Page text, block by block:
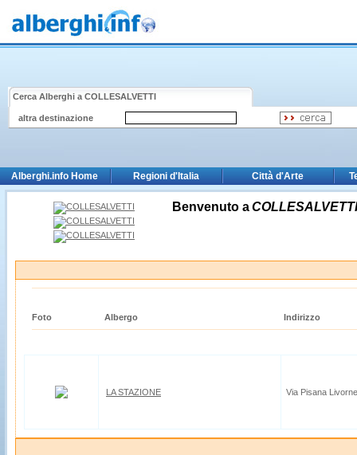
Cerca Alberghi a COLLESALVETTI
altra destinazione
Alberghi.info Home Regioni d'Italia Città d'Arte
Benvenuto a COLLESALVETTI
Foto Albergo Indirizzo
LA STAZIONE Via Pisana